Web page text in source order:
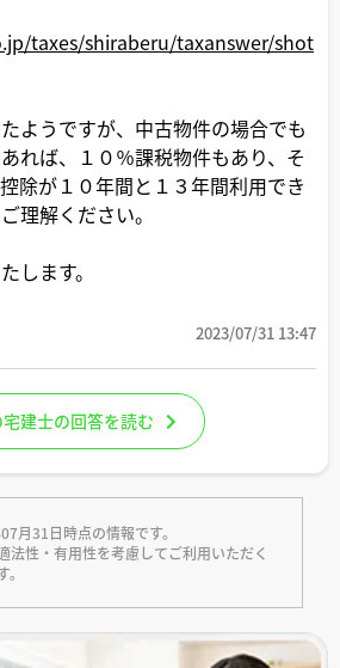
taxes/shiraberu/taxanswer/shot
ようですが、中古物件の場合でも
れば、１０％課税物件もあり、そ
除が１０年間と１３年間利用でき
理解ください。
します。
2023/07/31 13:47
宅建士の回答を読む
月31日時点の情報です。
法性・有用性を考慮してご利用いただく